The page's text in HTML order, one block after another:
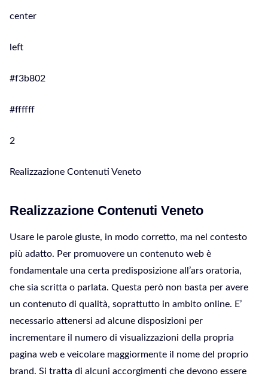
center
left
#f3b802
#ffffff
2
Realizzazione Contenuti Veneto
Realizzazione Contenuti Veneto
Usare le parole giuste, in modo corretto, ma nel contesto
più adatto. Per promuovere un contenuto web è
fondamentale una certa predisposizione all’ars oratoria,
che sia scritta o parlata. Questa però non basta per avere
un contenuto di qualità, soprattutto in ambito online. E’
necessario attenersi ad alcune disposizioni per
incrementare il numero di visualizzazioni della propria
pagina web e veicolare maggiormente il nome del proprio
brand. Si tratta di alcuni accorgimenti che devono essere